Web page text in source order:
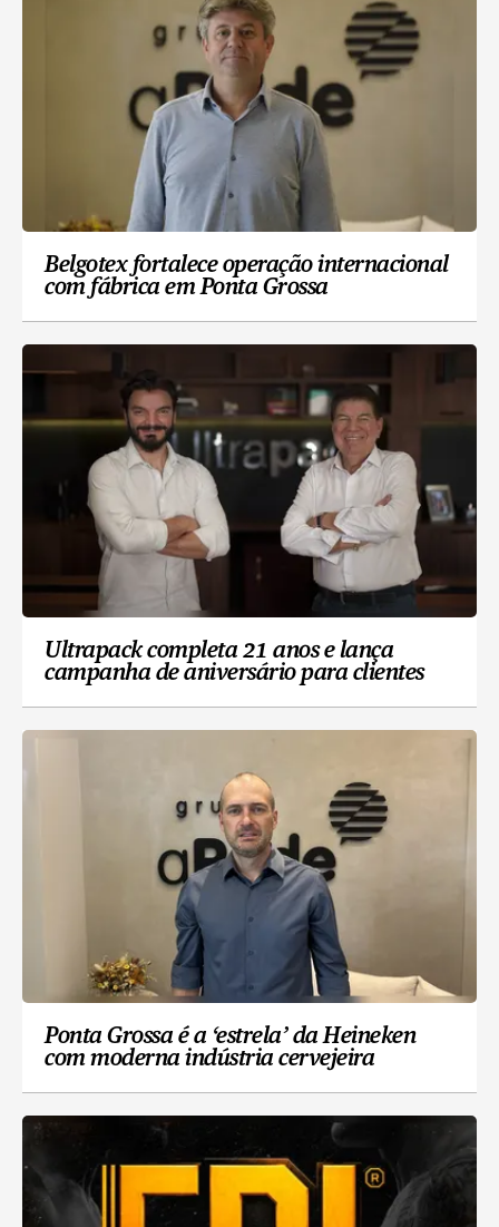
Belgotex fortalece operação internacional
com fábrica em Ponta Grossa
Ultrapack completa 21 anos e lança
campanha de aniversário para clientes
Ponta Grossa é a ‘estrela’ da Heineken
com moderna indústria cervejeira